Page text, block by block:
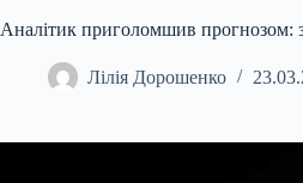
Аналітик приголомшив прогнозом:
Лілія Дорошенко